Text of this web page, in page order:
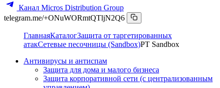
Канал Micros Distribution Group
telegram.me/+ONuWORmtQTljN2Q6
ГлавнаяКаталогЗащита от таргетированных
атакСетевые песочницы (Sandbox)PT Sandbox
Антивирусы и антиспам
Защита для дома и малого бизнеса
Защита корпоративной сети (с централизованным